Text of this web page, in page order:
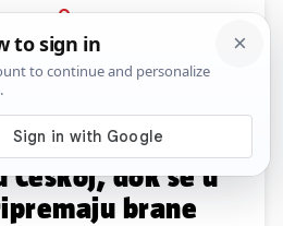
PRIJAVA
News Komentari
poplavama
Češkoj, dok se u
brane